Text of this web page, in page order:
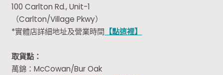
100 Carlton Rd., Unit-1
（Carlton/Village Pkwy）
*實體店詳細地址及營業時間 【點這裡】
取貨點：
萬錦：McCowan/Bur Oak